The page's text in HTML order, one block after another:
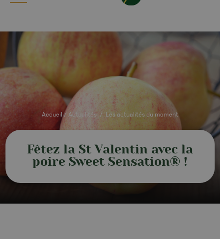
Accueil / Actualités / Les actualités du moment
Fêtez la St Valentin avec la
poire Sweet Sensation® !